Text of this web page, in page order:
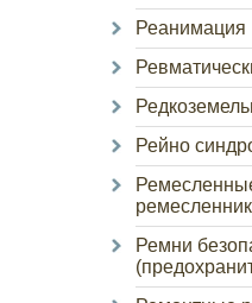
Реанимация
Рейно
Ремни